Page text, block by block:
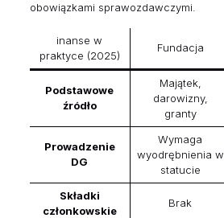
obowiązkami sprawozdawczymi.
inanse w
praktyce (2025)
Fundacja
Podstawowe
źródło
Majątek,
darowizny,
granty
Prowadzenie
DG
Wymaga
wyodrębnienia w
statucie
Składki
członkowskie
Brak